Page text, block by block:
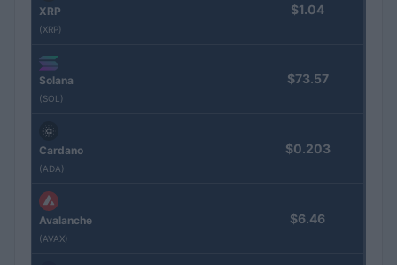
XRP
(XRP)
$1.04
Solana
(SOL)
$73.57
Cardano
(ADA)
$0.203
Avalanche
(AVAX)
$6.46